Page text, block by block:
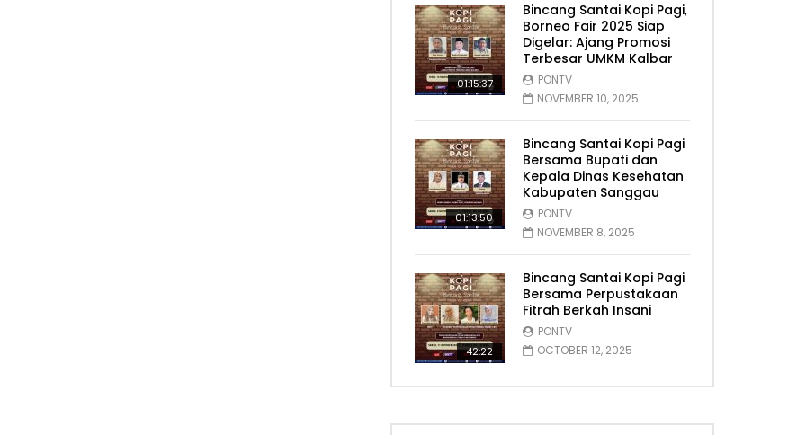
01:15:37
Bincang Santai Kopi Pagi,
Borneo Fair 2025 Siap
Digelar: Ajang Promosi
Terbesar UMKM Kalbar
PONTV
NOVEMBER 10, 2025
01:13:50
Bincang Santai Kopi Pagi
Bersama Bupati dan
Kepala Dinas Kesehatan
Kabupaten Sanggau
PONTV
NOVEMBER 8, 2025
42:22
Bincang Santai Kopi Pagi
Bersama Perpustakaan
Fitrah Berkah Insani
PONTV
OCTOBER 12, 2025